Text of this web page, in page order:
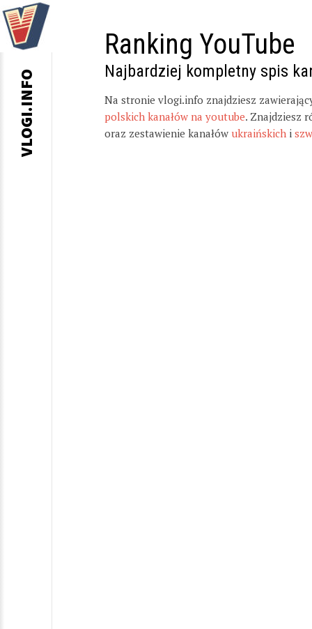
Ranking YouTube
Najbardziej kompletny spis
Na stronie vlogi.info znajdziesz
polskich kanałów na youtube. Znajdziesz
oraz zestawienie kanałów ukraińskich i
VLOGI.INFO